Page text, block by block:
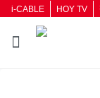
i-CABLE HOY TV